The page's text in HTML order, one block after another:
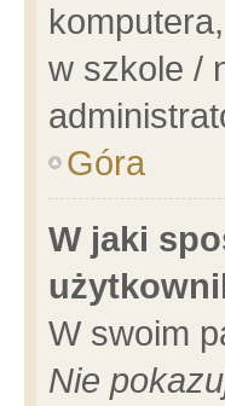
w szkole /
Góra
W jaki
W swoim
Nie